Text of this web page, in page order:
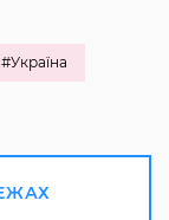
#Україна